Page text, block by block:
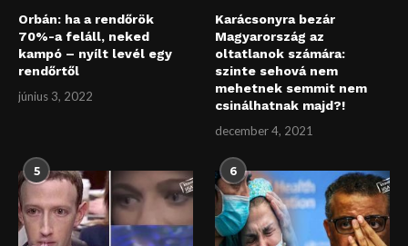
Orbán: ha a rendőrök
70%-a feláll, neked
kampó – nyílt levél egy
rendőrtől
június 3, 2022
Karácsonyra bezár
Magyarország az
oltatlanok számára:
szinte sehová nem
mehetnek semmit nem
csinálhatnak majd?!
december 4, 2021
5 6